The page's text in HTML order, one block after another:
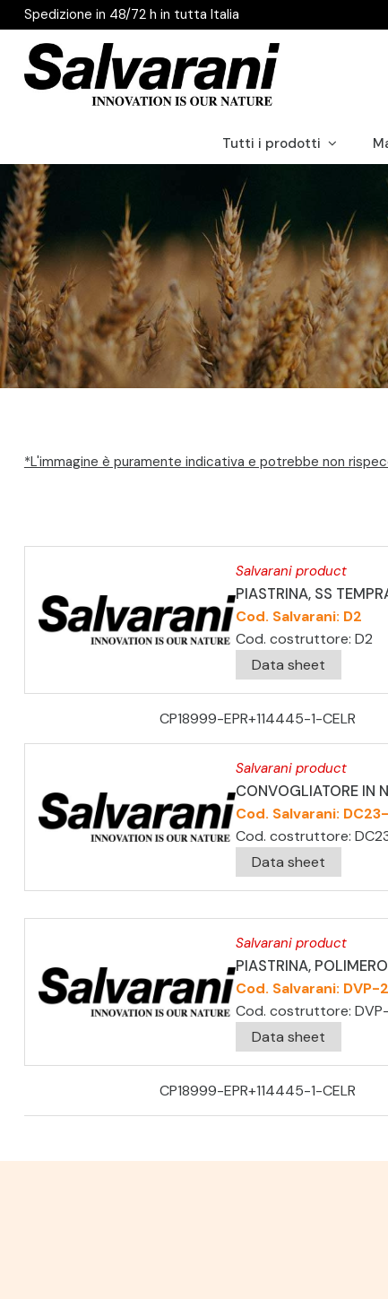
Spedizione in 48/72 h in tutta Italia
Tutti i prodotti
*L'immagine è puramente indicativa e potrebbe non
Salvarani product
PIASTRINA, SS
Cod. Salvarani: D2
Cod. costruttore: D2
Data sheet
CP18999-EPR+114445-1-CELR
Salvarani product
CONVOGLIATORE IN
Cod. Salvarani:
Cod. costruttore:
Data sheet
Salvarani product
PIASTRINA,
Cod. Salvarani: DVP-2
Cod. costruttore:
Data sheet
CP18999-EPR+114445-1-CELR